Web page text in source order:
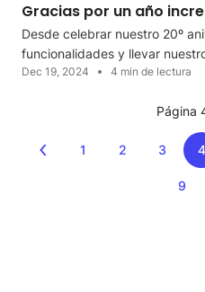
Gracias por un año
Desde celebrar nuestro 20º
funcionalidades y llevar
Dec 19, 2024 4 min de lectura
Página
1 2 3 4
9